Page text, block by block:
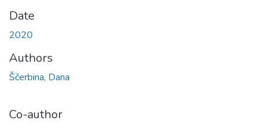
Date
2020
Authors
Ščerbina, Dana
Co-author